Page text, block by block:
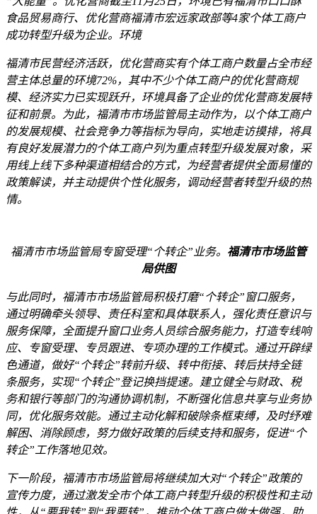
食品贸易商行、优化营商福清市宏远家政部等4家个体工商户
成功转型升级为企业。环境
福清市民营经济活跃，优化营商实有个体工商户数量占全市经
营主体总量的环境72%，其中不少个体工商户的优化营商规
模、经济实力已实现跃升，环境具备了企业的优化营商发展特
征和前景。为此，福清市市场监管局主动作为，以个体工商户
的发展规模、社会竞争力等指标为导向，实地走访摸排，将具
有良好发展潜力的个体工商户列为重点转型升级发展对象，采
用线上线下多种渠道相结合的方式，为经营者提供全面易懂的
政策解读，并主动提供个性化服务，调动经营者转型升级的热
情。
福清市市场监管局专窗受理“个转企”业务。 福清市市场监管
局供图
与此同时，福清市市场监管局积极打磨“个转企”窗口服务，
通过明确牵头领导、责任科室和具体联系人，强化责任意识与
服务保障，全面提升窗口业务人员综合服务能力，打造专线响
应、专窗受理、专员跟进、专项办理的工作模式。通过开辟绿
色通道，做好“个转企”转前升级、转中衔接、转后扶持全链
条服务，实现“个转企”登记换挡提速。建立健全与财政、税
务和银行等部门的沟通协调机制，不断强化信息共享与业务协
同，优化服务效能。通过主动化解和破除条框束缚，及时纾难
解困、消除顾虑，努力做好政策的后续支持和服务，促进“个
转企”工作落地见效。
下一阶段，福清市市场监管局将继续加大对“个转企”政策的
宣传力度，通过激发全市个体工商户转型升级的积极性和主动